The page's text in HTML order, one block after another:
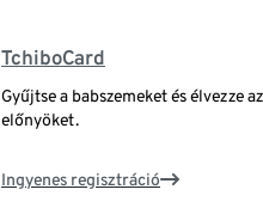
TchiboCard
Gyűjtse a babszemeket és élvezze
előnyöket.
Ingyenes regisztráció